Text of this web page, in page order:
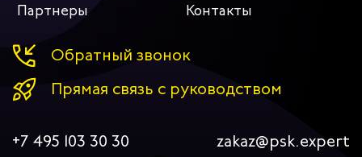
Партнеры
Контакты
Обратный звонок
Прямая связь с руководством
+7 495 103 30 30 zakaz@psk.expert